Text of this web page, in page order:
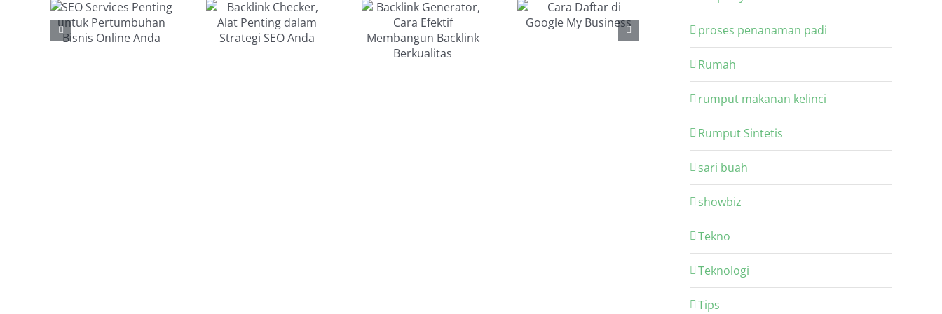
Alat
Penting
Cara
Efektif
Daftar di
Google My
proses penanaman padi
Rumah
rumput makanan kelinci
Rumput Sintetis
sari buah
showbiz
Tekno
Teknologi
Tips